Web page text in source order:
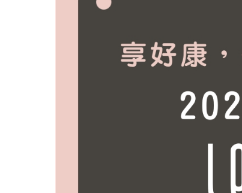
雖然都是頭皮屑, 但卻
70%的頭皮問題是洗
是什原因脂漏性皮膚
洗髮精都可以在頭皮